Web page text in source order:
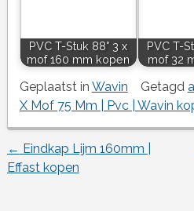
PVC T-Stuk 88° 3 x
mof 160 mm kopen
PVC T-
mof 32
Geplaatst in Wavin Getagd
X Mof 75 Mm | Pvc | Wavin
Berichtnavigatie
← Eindkap Lijm 160mm |
Effast kopen